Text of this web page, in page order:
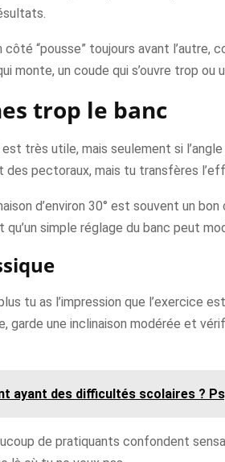
côté “pousse” toujours avant l’autre,
monte, un coude qui s’ouvre trop ou
trop le banc
très utile, mais seulement si
des pectoraux, mais tu transfères
d’environ 30° est souvent un
qu’un simple réglage du banc peut
tu as l’impression que l’exercice
garde une inclinaison modérée et
ayant des difficultés scolaires ?
de pratiquants confondent